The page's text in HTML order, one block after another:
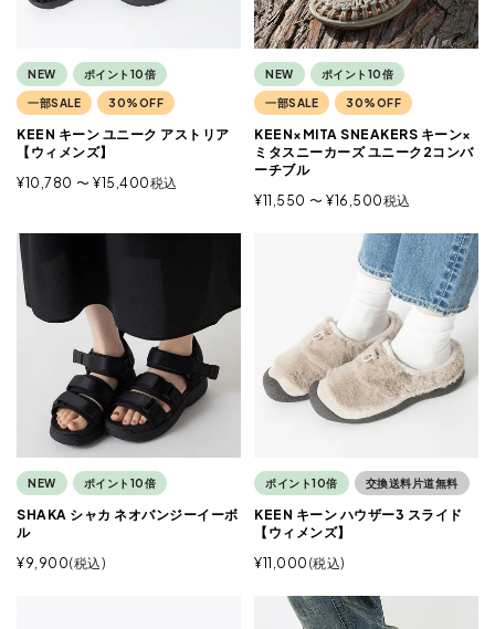
NEW ポイント10倍
一部SALE 30%OFF
KEEN キーン ユニーク アストリア
【ウィメンズ】
¥10,780 〜 ¥15,400税込
NEW ポイント10倍
一部SALE 30%OFF
KEEN×MITA SNEAKERS キーン×
ミタスニーカーズ ユニーク2コンバ
ーチブル
¥11,550 〜 ¥16,500税込
NEW ポイント10倍
SHAKA シャカ ネオバンジーイーボ
ル
¥9,900 税込
ポイント10倍 交換送料片道無料
KEEN キーン ハウザー3 スライド
【ウィメンズ】
¥11,000 税込